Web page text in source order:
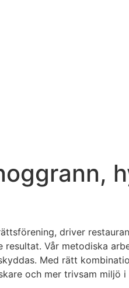
driver
Vår metodiska
Med rätt
och mer trivsam miljö